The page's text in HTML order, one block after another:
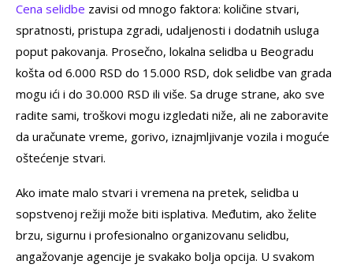
Cena selidbe zavisi od mnogo faktora: količine stvari,
spratnosti, pristupa zgradi, udaljenosti i dodatnih usluga
poput pakovanja. Prosečno, lokalna selidba u Beogradu
košta od 6.000 RSD do 15.000 RSD, dok selidbe van grada
mogu ići i do 30.000 RSD ili više. Sa druge strane, ako sve
radite sami, troškovi mogu izgledati niže, ali ne zaboravite
da uračunate vreme, gorivo, iznajmljivanje vozila i moguće
oštećenje stvari.
Ako imate malo stvari i vremena na pretek, selidba u
sopstvenoj režiji može biti isplativa. Međutim, ako želite
brzu, sigurnu i profesionalno organizovanu selidbu,
angažovanje agencije je svakako bolja opcija. U svakom